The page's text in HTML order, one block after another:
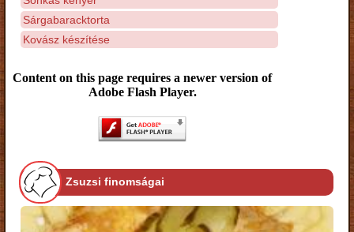
Sárgabaracktorta
Kovász készítése
Content on this page requires a newer version of
Adobe Flash Player.
Zsuzsi finomságai